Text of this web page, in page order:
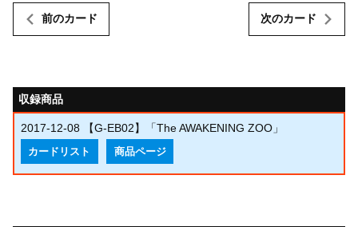
前のカード 次のカード
収録商品
2017-12-08 【G-EB02】「The AWAKENING ZOO」
カードリスト 商品ページ